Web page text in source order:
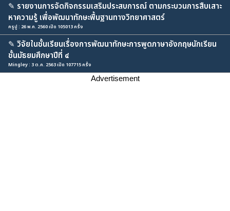
✎ รายงานการจัดกิจกรรมเสริมประสบการณ์ ตามกระบวนการสืบเสาะ
หาความรู้ เพื่อพัฒนาทักษะพื้นฐานทางวิทยาศาสตร์
ครูปู : 26 พ.ค. 2560 เปิด 105013 ครั้ง
✎ วิจัยในชั้นเรียนเรื่องการพัฒนาทักษะการพูดภาษาอังกฤษนักเรียน
ชั้นมัธยมศึกษาปีที่ ๔
Mingley : 3 ต.ค. 2563 เปิด 107715 ครั้ง
Advertisement